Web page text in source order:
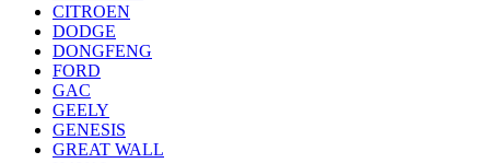
CITROEN
DODGE
DONGFENG
FORD
GAC
GEELY
GENESIS
GREAT WALL